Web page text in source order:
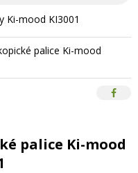
Ki-mood KI3001
palice Ki-mood
palice Ki-mood